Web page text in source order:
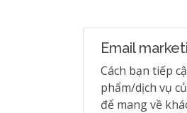
Email
Cách bạn tiếp
phẩm/dịch vụ
để mang về